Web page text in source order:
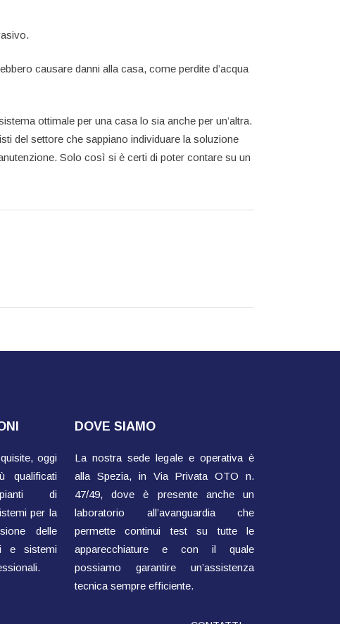
causare danni alla casa, come perdite d’acqua
ottimale per una casa lo sia anche per un’altra.
del settore che sappiano individuare la soluzione
Solo così si è certi di poter contare su un
oggi
qualificati
di
per la
delle
e sistemi
DOVE SIAMO
La nostra sede legale e operativa è
alla Spezia, in Via Privata OTO n.
47/49, dove è presente anche un
laboratorio all’avanguardia che
permette continui test su tutte le
apparecchiature e con il quale
possiamo garantire un’assistenza
tecnica sempre efficiente.